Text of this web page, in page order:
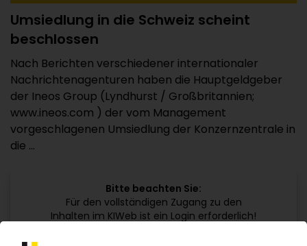
Umsiedlung in die Schweiz scheint
beschlossen
Nach Berichten verschiedener internationaler
Nachrichtenagenturen haben die Hauptgeldgeber
der Ineos Group (Lyndhurst / Großbritannien;
www.ineos.com ) der vom Management
vorgeschlagenen Umsiedlung der Konzernzentrale in
die ...
Bitte beachten Sie:
Für den vollständigen Zugang zu den
Inhalten im KIWeb ist ein Login erforderlich!